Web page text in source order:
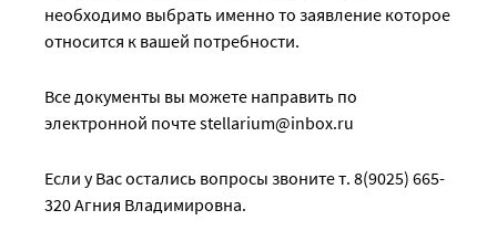
необходимо выбрать именно то заявление которое
относится к вашей потребности.
Все документы вы можете направить по
электронной почте stellarium@inbox.ru
Если у Вас остались вопросы звоните т. 8(9025) 665-
320 Агния Владимировна.